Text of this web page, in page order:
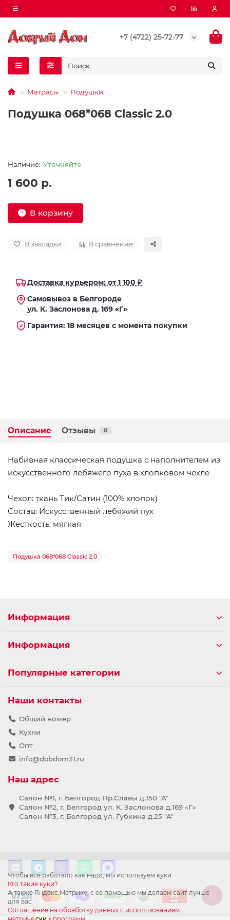
+7 (4722) 25-72-77
Матрасы Подушки
Подушка 068*068 Classic 2.0
Уточняйте
1 600 р.
В корзину
В закладки В сравнение
Доставка курьером: от 1 100 ₽
Самовывоз в Белгороде
ул. К. Заслонова д. 169 «Г»
Гарантия: 18 месяцев с момента покупки
Описание Отзывы 0
Набивная классическая подушка с наполнителем из
искусственного лебяжего пуха в хлопковом чехле
Чехол: ткань Тик/Сатин (100% хлопок)
Состав: Искусственный лебяжий пух
Жесткость: мягкая
Подушка 068*068 Classic 2.0
Чтобы всё работало как надо, мы используем куки
Кто такие куки?
А также Яндекс.Метрику, с ее помощью мы делаем сайт лучше
для вас
Соглашение на обработку данных с использованием
Информация
Информация
Популярные категории
Наши контакты
Общий номер
Кухни
Опт
info@dobdom31.ru
Наш адрес
Салон №1, г. Белгород Пр.Славы д.150 "А"
Салон №2, г. Белгород ул. К. Заслонова д.169 «Г»
Салон №3, г. Белгород ул. Губкина д.25 "А"